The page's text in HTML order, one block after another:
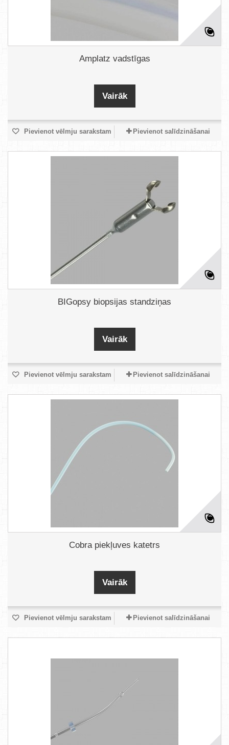
Amplatz vadstīgas
Vairāk
Pievienot vēlmju sarakstam Pievienot salīdzināšanai
BIGopsy biopsijas standziņas
Vairāk
Pievienot vēlmju sarakstam Pievienot salīdzināšanai
Cobra piekļuves katetrs
Vairāk
Pievienot vēlmju sarakstam Pievienot salīdzināšanai